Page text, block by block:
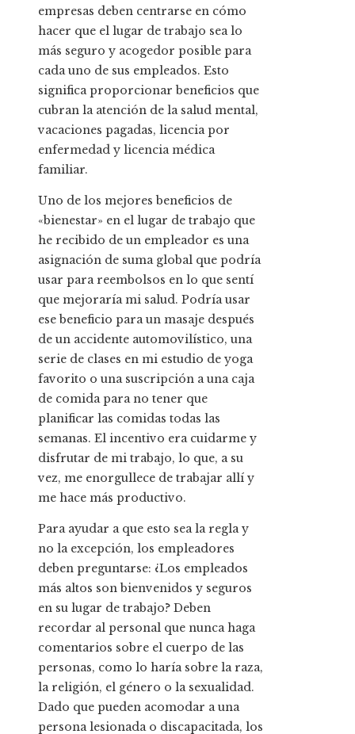
empresas deben centrarse en cómo
hacer que el lugar de trabajo sea lo
más seguro y acogedor posible para
cada uno de sus empleados. Esto
significa proporcionar beneficios que
cubran la atención de la salud mental,
vacaciones pagadas, licencia por
enfermedad y licencia médica
familiar.
Uno de los mejores beneficios de
«bienestar» en el lugar de trabajo que
he recibido de un empleador es una
asignación de suma global que podría
usar para reembolsos en lo que sentí
que mejoraría mi salud. Podría usar
ese beneficio para un masaje después
de un accidente automovilístico, una
serie de clases en mi estudio de yoga
favorito o una suscripción a una caja
de comida para no tener que
planificar las comidas todas las
semanas. El incentivo era cuidarme y
disfrutar de mi trabajo, lo que, a su
vez, me enorgullece de trabajar allí y
me hace más productivo.
Para ayudar a que esto sea la regla y
no la excepción, los empleadores
deben preguntarse: ¿Los empleados
más altos son bienvenidos y seguros
en su lugar de trabajo? Deben
recordar al personal que nunca haga
comentarios sobre el cuerpo de las
personas, como lo haría sobre la raza,
la religión, el género o la sexualidad.
Dado que pueden acomodar a una
persona lesionada o discapacitada, los